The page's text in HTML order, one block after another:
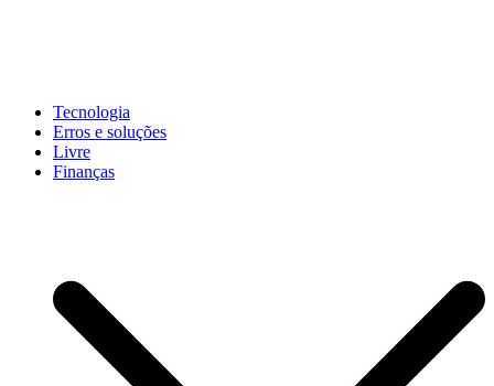
John-Henrique
Distribuindo conteúdo útil
Tecnologia
Erros e soluções
Livre
Finanças